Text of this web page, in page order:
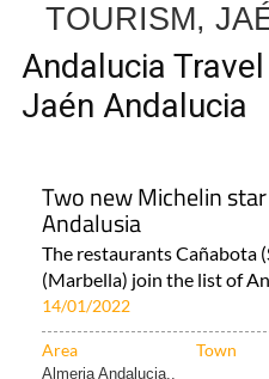
TOURISM,
Andalucia
Jaén Andalucia
Two new Michelin
Andalusia
The restaurants Cañabota
(Marbella) join the list of
14/01/2022
Area Town
Almeria Andalucia..